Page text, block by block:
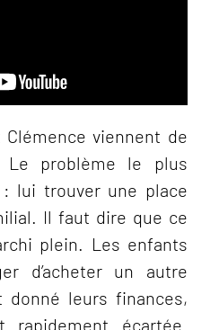
viennent de
problème le plus
lui trouver une place
Il faut dire que ce
plein. Les enfants
d’acheter un autre
donné leurs finances,
écartée.